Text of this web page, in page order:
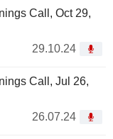
Call, Oct 29,
29.10.24
Call, Jul 26,
26.07.24